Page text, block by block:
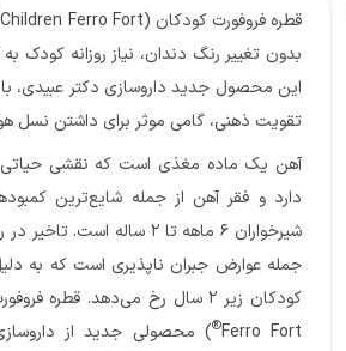
قطره فروفورت کودکان (Children Ferro Fort
بدون تغییر رنگ دندان، نیاز روزانه کودک
این محصول جدید داروسازی دکتر عبیدی،
تقویت ذهنی، گامی موثر برای داشتن نسل
آهن یک ماده مغذی است که نقشی
دارد و فقر آهن از جمله شایع‌ترین
شیرخواران 6 ماهه تا 2 ساله
جمله عوارض جبران ناپذیری است که به
Ferro Fort
®) محصولی جدید از